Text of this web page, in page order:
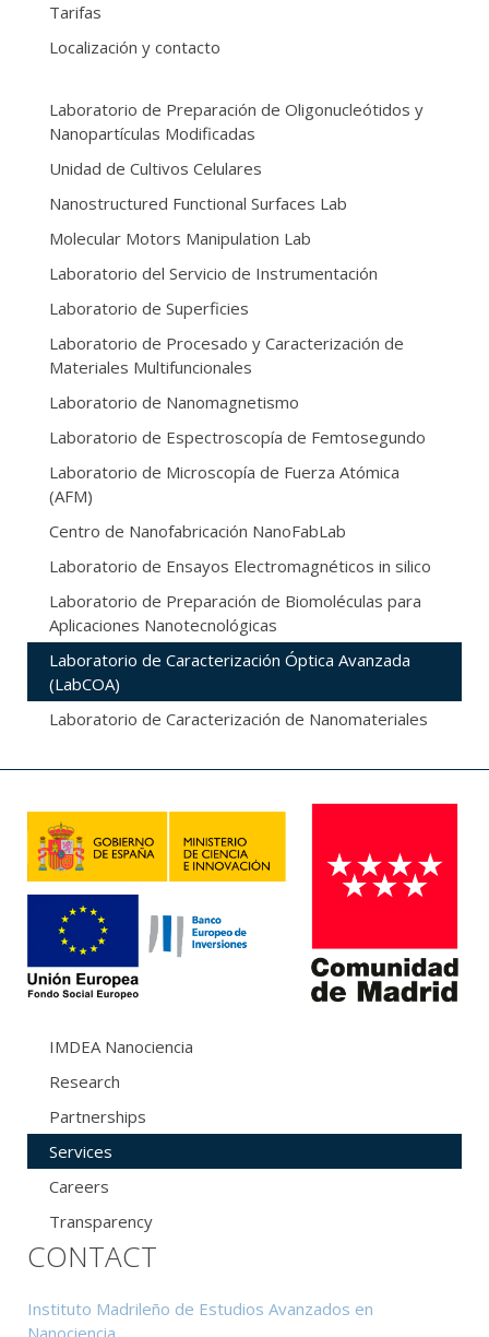
Tarifas
Localización y contacto
Laboratorio de Preparación de Oligonucleótidos y
Nanopartículas Modificadas
Unidad de Cultivos Celulares
Nanostructured Functional Surfaces Lab
Molecular Motors Manipulation Lab
Laboratorio del Servicio de Instrumentación
Laboratorio de Superficies
Laboratorio de Procesado y Caracterización de
Materiales Multifuncionales
Laboratorio de Nanomagnetismo
Laboratorio de Espectroscopía de Femtosegundo
Laboratorio de Microscopía de Fuerza Atómica
(AFM)
Centro de Nanofabricación NanoFabLab
Laboratorio de Ensayos Electromagnéticos in silico
Laboratorio de Preparación de Biomoléculas para
Aplicaciones Nanotecnológicas
Laboratorio de Caracterización Óptica Avanzada
(LabCOA)
Laboratorio de Caracterización de Nanomateriales
IMDEA Nanociencia
Research
Partnerships
Services
Careers
Transparency
CONTACT
Instituto Madrileño de Estudios Avanzados en